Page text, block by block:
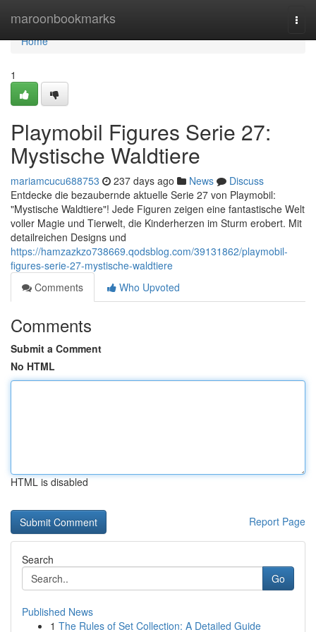
maroonbookmarks
Home
Home
1
Playmobil Figures Serie 27:
Mystische Waldtiere
mariamcucu688753 237 days ago News
Discuss
Entdecke die bezaubernde aktuelle Serie 27 von Playmobil:
"Mystische Waldtiere"! Jede Figuren zeigen eine fantastische Welt
voller Magie und Tierwelt, die Kinderherzen im Sturm erobert. Mit
detailreichen Designs und
https://hamzazkzo738669.qodsblog.com/39131862/playmobil-
figures-serie-27-mystische-waldtiere
Comments
Who Upvoted
Comments
Submit a Comment
No HTML
HTML is disabled
Report Page
Search
Go
Published News
1 The Rules of Set Collection: A Detailed Guide